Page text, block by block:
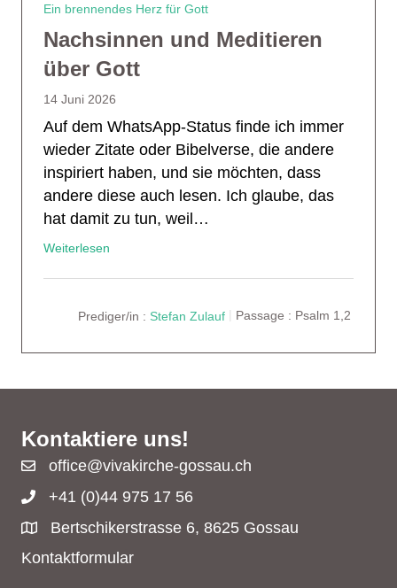
Ein brennendes Herz für Gott
Nachsinnen und Meditieren
über Gott
14 Juni 2026
Auf dem WhatsApp-Status finde ich immer
wieder Zitate oder Bibelverse, die andere
inspiriert haben, und sie möchten, dass
andere diese auch lesen. Ich glaube, das
hat damit zu tun, weil…
Weiterlesen
Prediger/in : Stefan Zulauf Passage : Psalm 1,2
Kontaktiere uns!
office@vivakirche-gossau.ch
+41 (0)44 975 17 56
Bertschikerstrasse 6, 8625 Gossau
Kontaktformular